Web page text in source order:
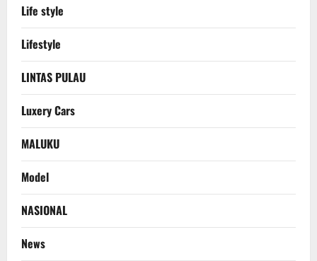
Life style
Lifestyle
LINTAS PULAU
Luxery Cars
MALUKU
Model
NASIONAL
News